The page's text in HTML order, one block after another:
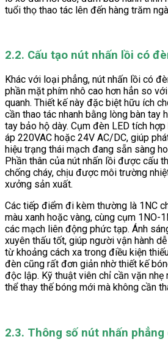
tuổi thọ thao tác lên đến hàng trăm
2.2. Cấu tạo nút nhấn lồi có
Khác với loại phẳng, nút nhấn lồi có
phần mặt phím nhô cao hơn hẳn so
quanh. Thiết kế này đặc biệt hữu ích
cần thao tác nhanh bằng lòng bàn tay
tay bảo hộ dày. Cụm đèn LED tích
áp 220VAC hoặc 24V AC/DC, giúp
hiệu trạng thái mạch đang sẵn sàng
Phần thân của nút nhấn lồi được cấu
chống cháy, chịu được môi trường
xưởng sản xuất.
Các tiếp điểm đi kèm thường là 1NC
màu xanh hoặc vàng, cùng cụm 1NO-
các mạch liên động phức tạp. Ánh
xuyên thấu tốt, giúp người vận hành
từ khoảng cách xa trong điều kiện
đèn cũng rất đơn giản nhờ thiết kế
độc lập. Kỹ thuật viên chỉ cần vặn nhẹ
thể thay thế bóng mới mà không cần
2.3. Thông số nút nhấn phẳng